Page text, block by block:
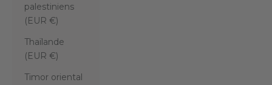
palestiniens
(EUR €)
Thaïlande
(EUR €)
Timor oriental